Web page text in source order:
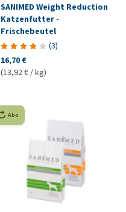
SANIMED Weight Reduction
Katzenfutter -
Frischebeutel
(3)
16,70 €
(13,92 € / kg)
Abo